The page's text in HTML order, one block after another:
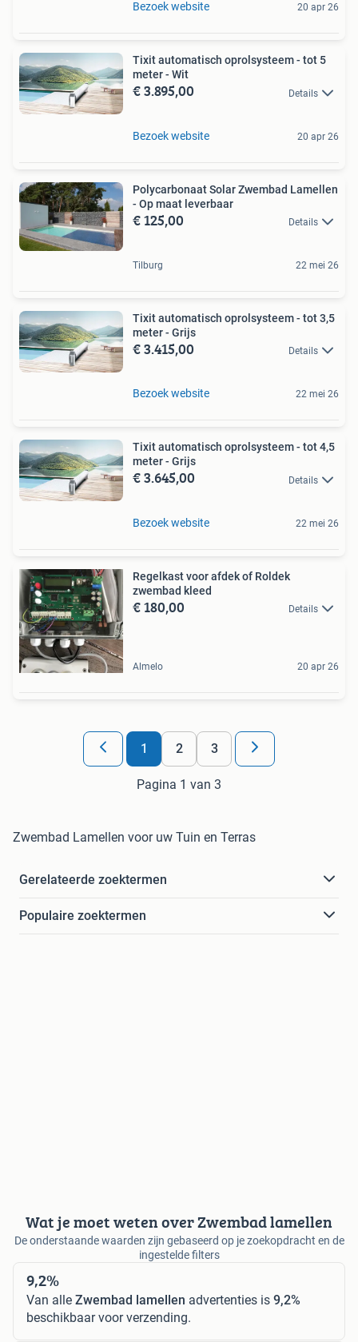
Bezoek website 20 apr 26
Tixit automatisch oprolsysteem - tot 5
meter - Wit
€ 3.895,00 Details
Bezoek website 20 apr 26
Polycarbonaat Solar Zwembad Lamellen
- Op maat leverbaar
€ 125,00 Details
Tilburg 22 mei 26
Tixit automatisch oprolsysteem - tot 3,5
meter - Grijs
€ 3.415,00 Details
Bezoek website 22 mei 26
Tixit automatisch oprolsysteem - tot 4,5
meter - Grijs
€ 3.645,00 Details
Bezoek website 22 mei 26
Regelkast voor afdek of Roldek
zwembad kleed
€ 180,00 Details
Almelo 20 apr 26
1 2 3
Pagina 1 van 3
Zwembad Lamellen voor uw Tuin en Terras
Gerelateerde zoektermen
Populaire zoektermen
Wat je moet weten over Zwembad lamellen
De onderstaande waarden zijn gebaseerd op je zoekopdracht en de
ingestelde filters
9,2%
Van alle Zwembad lamellen advertenties is 9,2%
beschikbaar voor verzending.